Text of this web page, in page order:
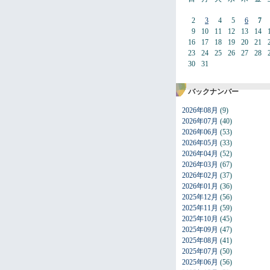
2
9
16
23
30
3
10
17
24
31
4
11
18
25
5
12
19
26
6
13
20
27
7
14
21
28
バックナンバー
2026年08月 (9)
2026年07月 (40)
2026年06月 (53)
2026年05月 (33)
2026年04月 (52)
2026年03月 (67)
2026年02月 (37)
2026年01月 (36)
2025年12月 (56)
2025年11月 (59)
2025年10月 (45)
2025年09月 (47)
2025年08月 (41)
2025年07月 (50)
2025年06月 (56)